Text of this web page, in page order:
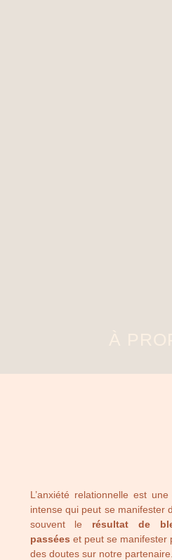
L’anxiété relationnelle est
intense qui peut se manifester
souvent le résultat de
passées et peut se manifester
des doutes sur notre